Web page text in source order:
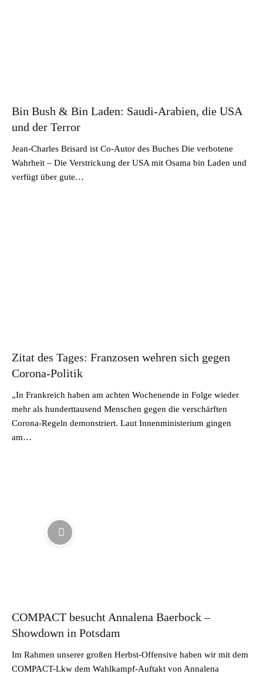
Bin Bush & Bin Laden: Saudi-Arabien, die USA
und der Terror
Jean-Charles Brisard ist Co-Autor des Buches Die verbotene
Wahrheit – Die Verstrickung der USA mit Osama bin Laden und
verfügt über gute…
Zitat des Tages: Franzosen wehren sich gegen
Corona-Politik
„In Frankreich haben am achten Wochenende in Folge wieder
mehr als hunderttausend Menschen gegen die verschärften
Corona-Regeln demonstriert. Laut Innenministerium gingen
am…
COMPACT besucht Annalena Baerbock –
Showdown in Potsdam
Im Rahmen unserer großen Herbst-Offensive haben wir mit dem
COMPACT-Lkw dem Wahlkampf-Auftakt von Annalena